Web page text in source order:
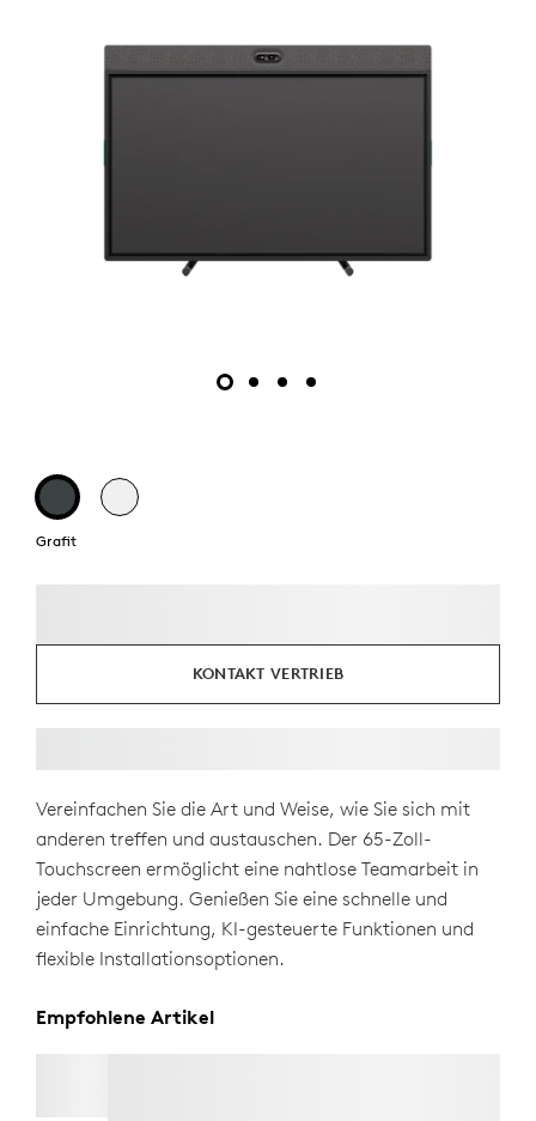
Grafit
KONTAKT VERTRIEB
Vereinfachen Sie die Art und Weise, wie Sie sich mit
anderen treffen und austauschen. Der 65-Zoll-
Touchscreen ermöglicht eine nahtlose Teamarbeit in
jeder Umgebung. Genießen Sie eine schnelle und
einfache Einrichtung, KI-gesteuerte Funktionen und
flexible Installationsoptionen.
Empfohlene Artikel